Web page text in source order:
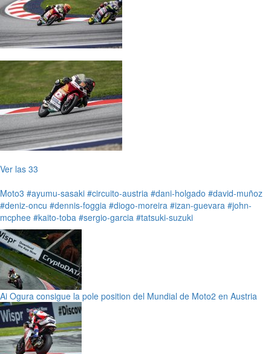
Ver las 33
Moto3 #ayumu-sasaki #circuito-austria #dani-holgado #david-muñoz
#deniz-oncu #dennis-foggia #diogo-moreira #izan-guevara #john-
mcphee #kaito-toba #sergio-garcia #tatsuki-suzuki
Ai Ogura consigue la pole position del Mundial de Moto2 en Austria